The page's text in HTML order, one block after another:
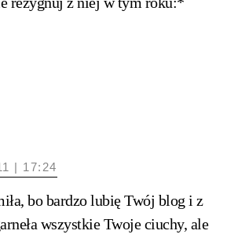
| 17:24
bo bardzo lubię Twój blog i z
wszystkie Twoje ciuchy, ale